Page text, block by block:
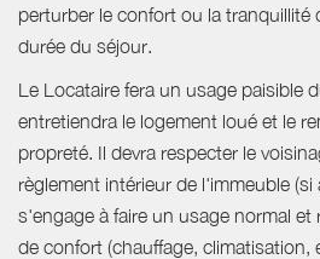
perturber le confort ou la tranquillité
durée du séjour.
Le Locataire fera un usage paisible
entretiendra le logement loué et le
propreté. Il devra respecter le
règlement intérieur de l'immeuble (si
s'engage à faire un usage normal
de confort (chauffage, climatisation,